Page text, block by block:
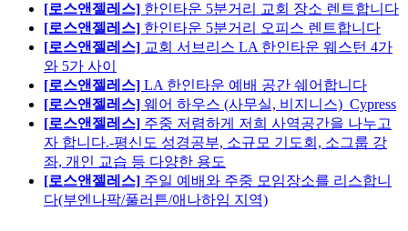
[로스앤젤레스] 한인타운 5분거리 교회 장소 렌트합니다
[로스앤젤레스] 한인타운 5분거리 오피스 렌트합니다
[로스앤젤레스] 교회 서브리스 LA 한인타운 웨스턴 4가
와 5가 사이
[로스앤젤레스] LA 한인타운 예배 공간 쉐어합니다
[로스앤젤레스] 웨어 하우스 (사무실, 비지니스)_Cypress
[로스앤젤레스] 주중 저렴하게 저희 사역공간을 나누고
자 합니다.-평신도 성경공부, 소규모 기도회, 소그룹 강
좌, 개인 교습 등 다양한 용도
[로스앤젤레스] 주일 예배와 주중 모임장소를 리스합니
다(부엔나팍/풀러튼/애나하임 지역)